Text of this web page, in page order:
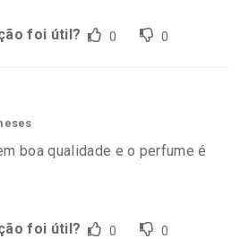
foi útil? 0 0
boa qualidade e o perfume é
foi útil? 0 0